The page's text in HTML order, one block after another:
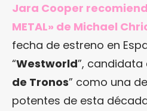
Jara Cooper
METAL» de Michael
fecha de estreno en
“Westworld”, candidata
de Tronos” como una
potentes de esta